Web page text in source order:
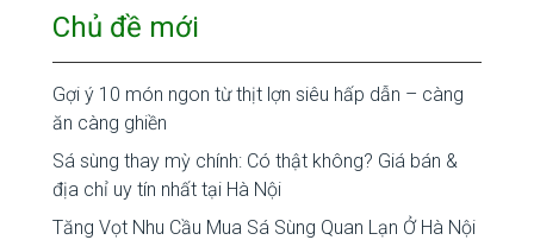
Chủ đề mới
Gợi ý 10 món ngon từ thịt lợn siêu hấp dẫn – càng
ăn càng ghiền
Sá sùng thay mỳ chính: Có thật không? Giá bán &
địa chỉ uy tín nhất tại Hà Nội
Tăng Vọt Nhu Cầu Mua Sá Sùng Quan Lạn Ở Hà Nội